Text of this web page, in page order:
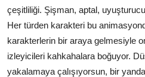
çeşitliliği. Şişman, aptal, uyuşturucu
Her türden karakteri bu
karakterlerin bir araya gelmesiyle
izleyicileri kahkahalara boğuyor.
yakalamaya çalışıyorsun, bir